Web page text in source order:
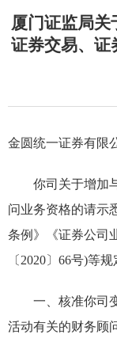
厦门证监局关
证券交易、证
金圆统一证券有限
你司 关于增加
问业务资格的请示
条例》《证券公司
〔2020〕 66号)等规
一、核准你司
活动有关的财务顾